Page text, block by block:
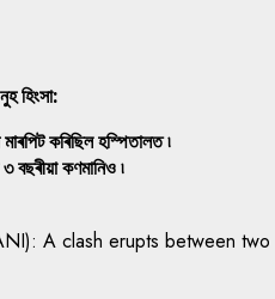
হিংসা:
কৰিছিল হস্পিতালত ৷
বছৰীয়া কণমানিও ৷
A clash erupts between two